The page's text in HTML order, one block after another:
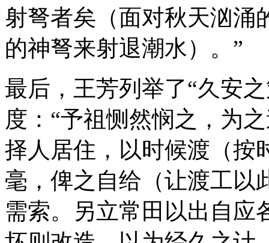
射弩者矣（面对秋天汹涌
的神弩来射退潮水）。”
最后，王芳列举了“久安
度：“予祖恻然悯之，为
择人居住，以时候渡（按
毫，俾之自给（让渡工以
需索。另立常田以出自应